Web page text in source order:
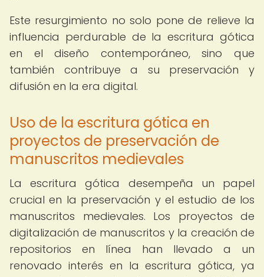
Este resurgimiento no solo pone de relieve la
influencia perdurable de la escritura gótica
en el diseño contemporáneo, sino que
también contribuye a su preservación y
difusión en la era digital.
Uso de la escritura gótica en
proyectos de preservación de
manuscritos medievales
La escritura gótica desempeña un papel
crucial en la preservación y el estudio de los
manuscritos medievales. Los proyectos de
digitalización de manuscritos y la creación de
repositorios en línea han llevado a un
renovado interés en la escritura gótica, ya